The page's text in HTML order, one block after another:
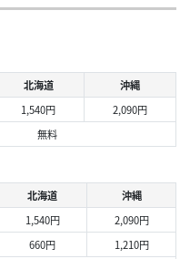
北海道
沖縄
1,540円
2,090円
無料
北海道
沖縄
1,540円
2,090円
660円
1,210円